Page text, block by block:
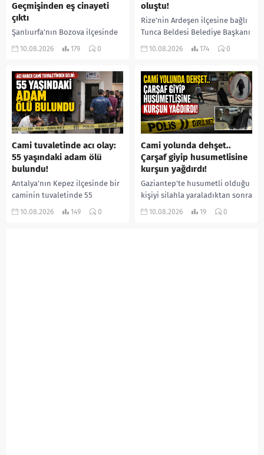
Geçmişinden eş cinayeti
çıktı
Şanlıurfa’nın Bozova ilçesinde
85 yaşındaki İslim Yaprak, 53
saldırısına uğradı. Ağır
yaralanan yaşlı...
10.08.2026 179 0
oluştu!
Rize’nin Ardeşen ilçesine bağlı
Tunca Beldesi Belediye Başkanı
Ramazan Topçu, arı
yaralandı. Hastaneye...
10.08.2026 174 0
Cami tuvaletinde acı olay:
55 yaşındaki adam ölü
bulundu!
Antalya’nın Kepez ilçesinde bir
caminin tuvaletinde 55
yaşındaki Mehmet Asal’ın
10.08.2026 149 0
Cami yolunda dehşet..
Çarşaf giyip husumetlisine
kurşun yağdırdı!
Gaziantep’te husumetli olduğu
kişiyi silahla yaraladıktan sonra
kaçmaya çalışan şüpheli, polis
10.08.2026 19 0